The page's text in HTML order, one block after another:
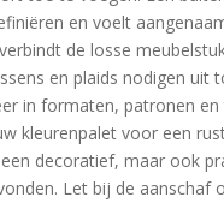
en voelt
de losse
en plaids nodigen uit
in formaten, patronen
kleurenpalet voor een
decoratief, maar ook
Let bij de aanschaf